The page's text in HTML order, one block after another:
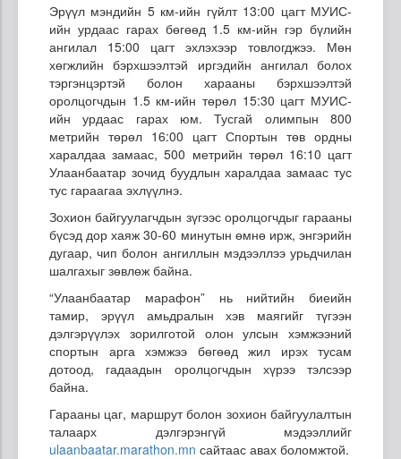
Эрүүл мэндийн 5 км-ийн гүйлт 13:00 цагт МУИС-
ийн урдаас гарах бөгөөд 1.5 км-ийн гэр бүлийн
ангилал 15:00 цагт эхлэхээр товлогджээ. Мөн
хөгжлийн бэрхшээлтэй иргэдийн ангилал болох
тэргэнцэртэй болон харааны бэрхшээлтэй
оролцогчдын 1.5 км-ийн төрөл 15:30 цагт МУИС-
ийн урдаас гарах юм. Тусгай олимпын 800
метрийн төрөл 16:00 цагт Спортын төв ордны
харалдаа замаас, 500 метрийн төрөл 16:10 цагт
Улаанбаатар зочид буудлын харалдаа замаас тус
тус гараагаа эхлүүлнэ.
Зохион байгуулагчдын зүгээс оролцогчдыг гарааны
бүсэд дор хаяж 30-60 минутын өмнө ирж, энгэрийн
дугаар, чип болон ангиллын мэдээллээ урьдчилан
шалгахыг зөвлөж байна.
“Улаанбаатар марафон” нь нийтийн биеийн
тамир, эрүүл амьдралын хэв маягийг түгээн
дэлгэрүүлэх зорилготой олон улсын хэмжээний
спортын арга хэмжээ бөгөөд жил ирэх тусам
дотоод, гадаадын оролцогчдын хүрээ тэлсээр
байна.
Гарааны цаг, маршрут болон зохион байгуулалтын
талаарх дэлгэрэнгүй мэдээллийг
ulaanbaatar.marathon.mn сайтаас авах боломжтой.